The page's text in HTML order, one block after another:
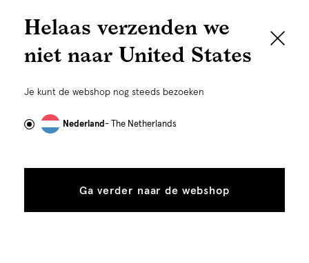
graag persoonlijk
gebruiken wij cookies en daarmee vergelijkbare
om advertenties te personaliseren...
tonen
toestaan
Helaas verzenden we
niet naar United States
Je kunt de webshop nog steeds bezoeken
Nederland- The Netherlands
Ga verder naar de webshop